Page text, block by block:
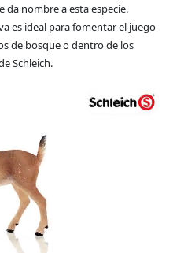
da nombre a esta especie.
es ideal para fomentar el juego
de bosque o dentro de los
Schleich.